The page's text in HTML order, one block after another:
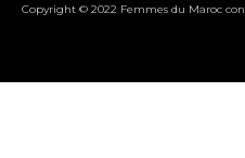
Copyright © 2022 Femmes du Maroc